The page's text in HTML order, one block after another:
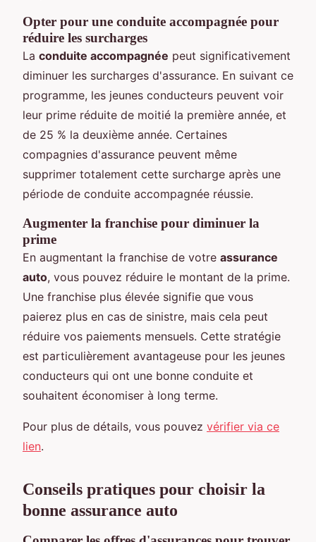
Opter pour une conduite accompagnée pour
réduire les surcharges
La conduite accompagnée peut significativement
diminuer les surcharges d'assurance. En suivant ce
programme, les jeunes conducteurs peuvent voir
leur prime réduite de moitié la première année, et
de 25 % la deuxième année. Certaines
compagnies d'assurance peuvent même
supprimer totalement cette surcharge après une
période de conduite accompagnée réussie.
Augmenter la franchise pour diminuer la
prime
En augmentant la franchise de votre assurance
auto, vous pouvez réduire le montant de la prime.
Une franchise plus élevée signifie que vous
paierez plus en cas de sinistre, mais cela peut
réduire vos paiements mensuels. Cette stratégie
est particulièrement avantageuse pour les jeunes
conducteurs qui ont une bonne conduite et
souhaitent économiser à long terme.
Pour plus de détails, vous pouvez vérifier via ce
lien.
Conseils pratiques pour choisir la
bonne assurance auto